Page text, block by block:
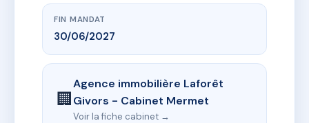
FIN MANDAT
30/06/2027
🏢
Agence immobilière Laforêt
Givors - Cabinet Mermet
Voir la fiche cabinet →